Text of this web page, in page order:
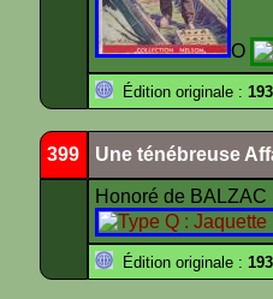
O
Édition originale :
399 Une ténébreuse
Honoré de BALZAC
Édition originale :